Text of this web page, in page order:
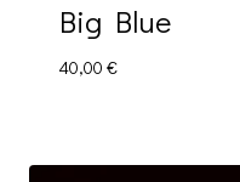
Big Blue
40,00 €